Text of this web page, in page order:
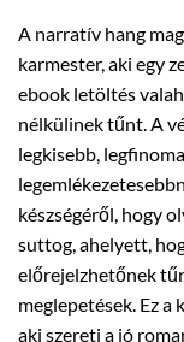
A narratív hang
karmester, aki egy
ebook letöltés
nélkülinek tűnt. A
legkisebb,
készségéről, hogy
suttog, ahelyett,
előrejelzhetőnek
meglepetések. Ez a
aki szereti a jó